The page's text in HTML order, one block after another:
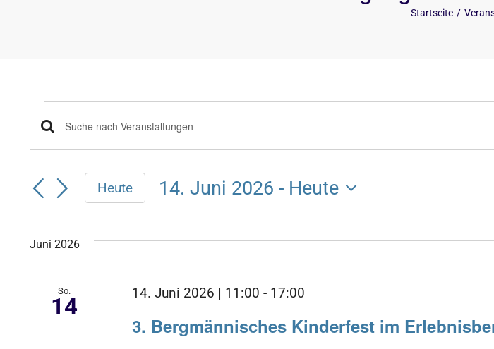
Startseite
Veranstaltungen
Veranstaltungen
Suche
und
Ansichten,
Bitte
Schlüsselwort
Suche
Schlüsselwort.
Heute 14. Juni 2026 - Heute
Juni 2026
So.
14
3. Bergmännisches Kinderfest im
14. Juni 2026 | 11:00 - 17:00